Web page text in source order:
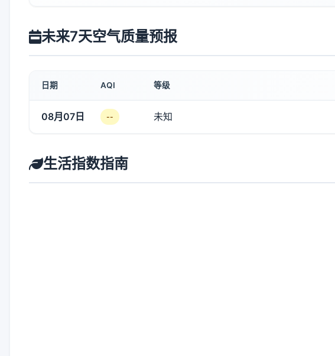
未来7天空气质量预报
日期 AQI 等级
08月07日 -- 未知
生活指数指南